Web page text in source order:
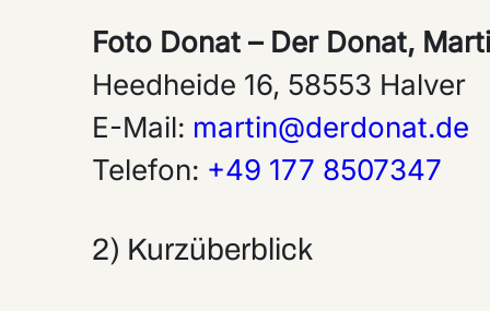
Foto Donat – Der Donat,
Heedheide 16, 58553 Halver
E-Mail: martin@derdonat.de
Telefon: +49 177 8507347
2) Kurzüberblick